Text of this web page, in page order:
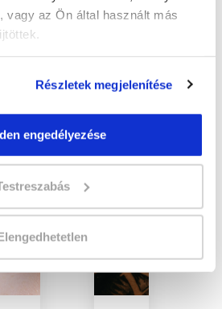
vagy az Ön által használt más
Részletek megjelenítése
engedélyezése
Megnézem